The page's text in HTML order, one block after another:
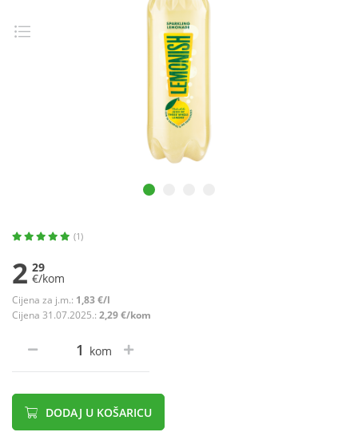
(1)
2 29
€/kom
Cijena za j.m.: 1,83 €/l
Cijena 31.07.2025.: 2,29 €/kom
kom
DODAJ U KOŠARICU